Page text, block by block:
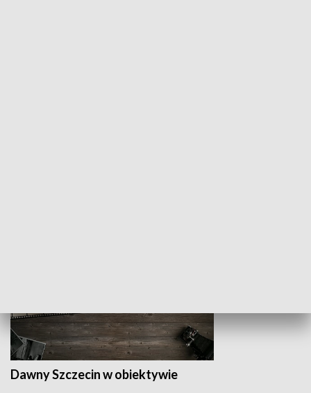
Dawny Szczecin w obiektywie